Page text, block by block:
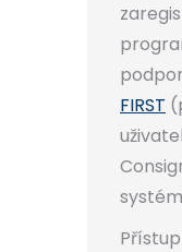
FIRST